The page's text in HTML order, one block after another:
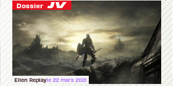
Dossier
Ellen Replayle 22 mars 2021